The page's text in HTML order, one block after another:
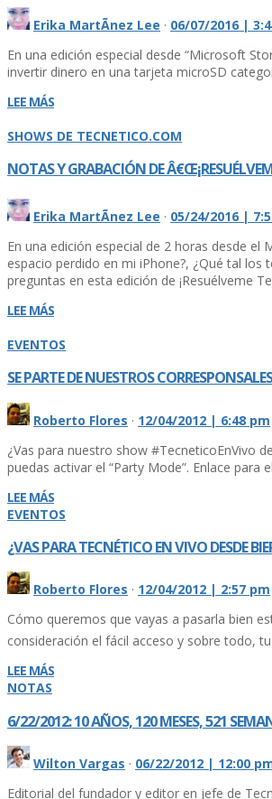
Erika MartÃ­nez Lee · 06/07/2016 |
En una edición especial desde “Microsoft
invertir dinero en una tarjeta microSD
LEE MÁS
SHOWS DE TECNETICO.COM
NOTAS Y GRABACIÓN DE
Erika MartÃ­nez Lee · 05/24/2016 |
En una edición especial de 2 horas desde el
espacio perdido en mi iPhone?, ¿Qué tal
preguntas en esta edición de ¡Resuélveme
LEE MÁS
EVENTOS
SE PARTE DE NUESTROS
Roberto Flores · 12/04/2012 | 6:48 pm
¿Vas para nuestro show #TecneticoEnVivo
puedas activar el “Party Mode”. Enlace
LEE MÁS
EVENTOS
¿VAS PARA TECNÉTICO EN VIVO DESDE
Roberto Flores · 12/04/2012 | 2:57 pm
Cómo queremos que vayas a pasarla bien
consideración el fácil acceso y sobre todo,
LEE MÁS
NOTAS
6/22/2012: 10 AÑOS, 120 MESES, 521
Wilton Vargas · 06/22/2012 | 12:00
Editorial del fundador y editor en jefe de